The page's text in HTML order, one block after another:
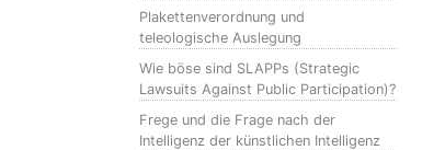
Plakettenverordnung und
teleologische Auslegung
Wie böse sind SLAPPs (Strategic
Lawsuits Against Public Participation)?
Frege und die Frage nach der
Intelligenz der künstlichen Intelligenz